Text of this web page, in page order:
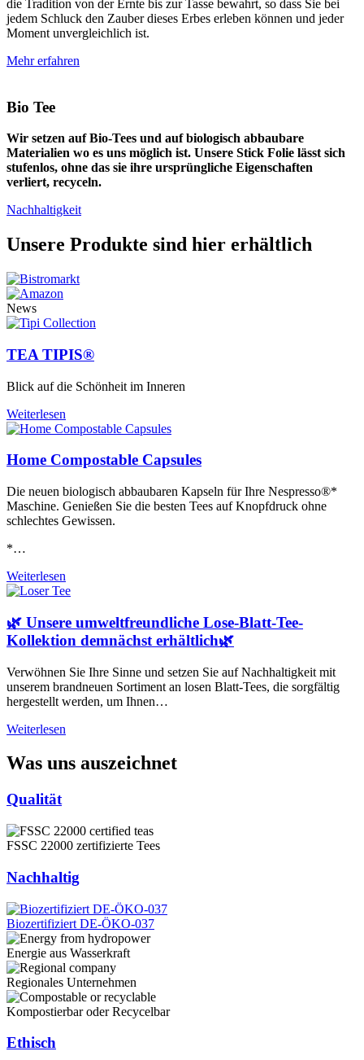
die Tradition von der Ernte bis zur Tasse bewahrt, so dass Sie bei
jedem Schluck den Zauber dieses Erbes erleben können und jeder
Moment unvergleichlich ist.
Mehr erfahren
Bio Tee
Wir setzen auf Bio-Tees und auf biologisch abbaubare
Materialien wo es uns möglich ist. Unsere Stick Folie lässt sich
stufenlos, ohne das sie ihre ursprüngliche Eigenschaften
verliert, recyceln.
Nachhaltigkeit
Unsere Produkte sind hier erhältlich
News
TEA TIPIS®
Blick auf die Schönheit im Inneren
Weiterlesen
Home Compostable Capsules
Die neuen biologisch abbaubaren Kapseln für Ihre Nespresso®*
Maschine. Genießen Sie die besten Tees auf Knopfdruck ohne
schlechtes Gewissen.
*…
Weiterlesen
🌿 Unsere umweltfreundliche Lose-Blatt-Tee-
Kollektion demnächst erhältlich🌿
Verwöhnen Sie Ihre Sinne und setzen Sie auf Nachhaltigkeit mit
unserem brandneuen Sortiment an losen Blatt-Tees, die sorgfältig
hergestellt werden, um Ihnen…
Weiterlesen
Was uns auszeichnet
Qualität
FSSC 22000 zertifizierte Tees
Nachhaltig
Biozertifiziert DE-ÖKO-037
Energie aus Wasserkraft
Regionales Unternehmen
Kompostierbar oder Recycelbar
Ethisch